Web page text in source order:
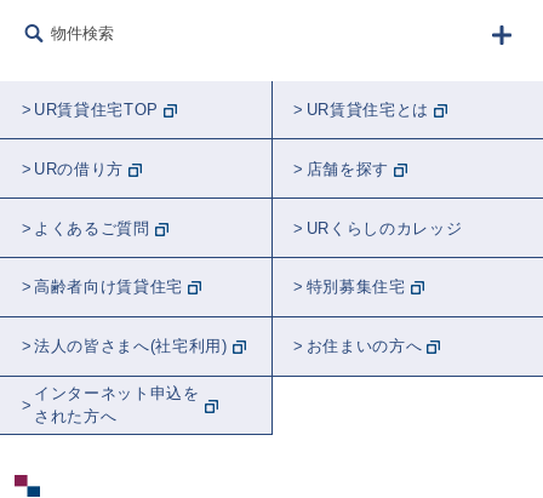
音楽 学校 睡眠
観葉植物 近居
スポット紹介 全国 埼玉
神奈川 関東 茨城
北海道 愛知 大阪
物件検索
UR賃貸住宅TOP UR賃貸住宅とは
URの借り方 店舗を探す
よくあるご質問 URくらしのカレッジ
高齢者向け賃貸住宅 特別募集住宅
法人の皆さまへ(社宅利用) お住まいの方へ
インターネット申込を
された方へ